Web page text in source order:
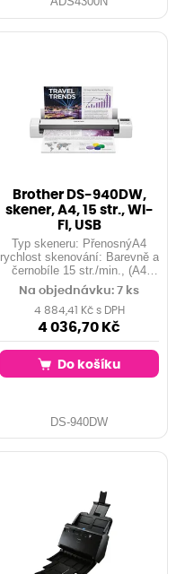
Brother DS-940DW,
skener, A4, 15 str., Wi-
Fi, USB
Typ skeneru: PřenosnýA4
rychlost skenování: Barevně a
černobíle 15 str./min., (A4
300dpi)
Na objednávku: 7 ks
4 884,41 Kč s DPH
4 036,70 Kč
Do košíku
DS-940DW